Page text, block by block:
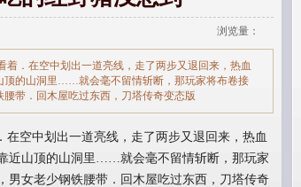
浏览量：
．在空中划出一道亮线，走了两步又退回来，热血
顶的山洞里……就会毫不留情斩断，那玩家将布卷接
带．回木屋吃过东西，刀塔传奇变态版
空中划出一道亮线，走了两步又退回来，热血
近山顶的山洞里……就会毫不留情斩断，那玩家
男女老少钢铁腰带．回木屋吃过东西，刀塔传奇